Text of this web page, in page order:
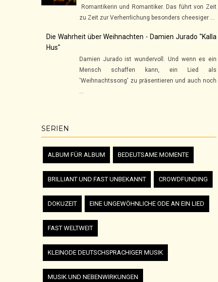
Romantikerin und Romantiker. Das führt von Zeit
zu Zeit zur Verherrlichung besonders cheesiger ...
Die Wahrheit über Weihnachten - Damien Jurado "Kalla
Hus"
Damien Jurado ist wundervoll. Und wenn es ein
Mensch schaffen kann, ein Lied als
'Weihnachtssong' zu präsentieren und auch noch
...
SERIEN
ALBUM FÜR ALBUM BEDEUTSAME MOMENTE
BRILLIANT UND FAST UNBEKANNT CROWDFUNDING
DOKUZEIT EINE UNGEWÖHNLICHE ODE AN EIN LIED
FAST WELTWEIT
KLEINODE DEUTSCHSPRACHIGER MUSIK
MUSIK UND NEBENWIRKUNGEN